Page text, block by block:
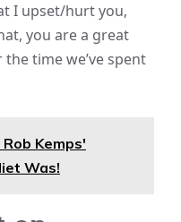
I upset/hurt you,
you are a great
time we’ve spent
Kemps'
Was!